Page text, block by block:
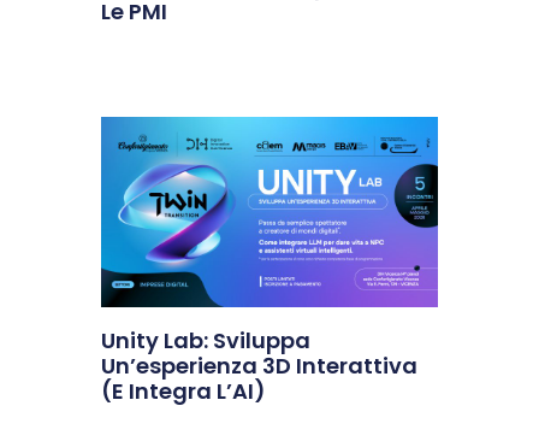
Le PMI
Unity Lab: Sviluppa
Un’esperienza 3D Interattiva
(e Integra L’AI)